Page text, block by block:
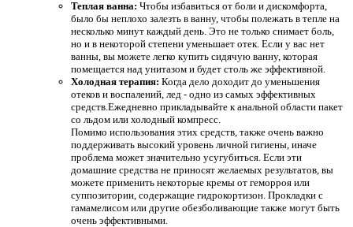
Теплая ванна: Чтобы избавиться от боли и дискомфорта,
было бы неплохо залезть в ванну, чтобы полежать в тепле на
несколько минут каждый день. Это не только снимает боль,
но и в некоторой степени уменьшает отек. Если у вас нет
ванны, вы можете легко купить сидячую ванну, которая
помещается над унитазом и будет столь же эффективной.
Холодная терапия: Когда дело доходит до уменьшения
отеков и воспалений, лед - одно из самых эффективных
средств.Ежедневно прикладывайте к анальной области пакет
со льдом или холодный компресс.
Помимо использования этих средств, также очень важно
поддерживать высокий уровень личной гигиены, иначе
проблема может значительно усугубиться. Если эти
домашние средства не приносят желаемых результатов, вы
можете применить некоторые кремы от геморроя или
суппозитории, содержащие гидрокортизон. Прокладки с
гамамелисом или другие обезболивающие также могут быть
очень эффективными.